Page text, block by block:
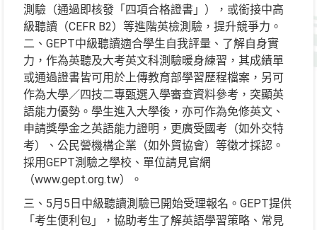
測驗（通過即核發「四項合格證書」），或銜接中高
級聽讀（CEFR B2）等進階英檢測驗，提升競爭力。
二、GEPT中級聽讀適合學生自我評量、了解自身實
力，作為英聽及大考英文科測驗暖身練習，其成績單
或通過證書皆可用於上傳教育部學習歷程檔案，另可
作為大學／四技二專甄選入學審查資料參考，突顯英
語能力優勢。學生進入大學後，亦可作為免修英文、
申請獎學金之英語能力證明，更廣受國考（如外交特
考）、公民營機構企業（如外貿協會）等徵才採認。
採用GEPT測驗之學校、單位請見官網
（www.gept.org.tw）。
三、5月5日中級聽讀測驗已開始受理報名。GEPT提供
「考生便利包」，協助考生了解英語學習策略、常見